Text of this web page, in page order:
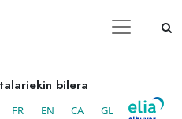
bilera
FR EN CA GL